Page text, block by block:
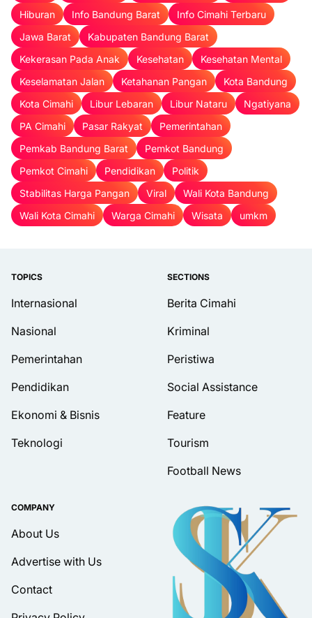
Hiburan
Info Bandung Barat
Info Cimahi Terbaru
Jawa Barat
Kabupaten Bandung Barat
Kekerasan Pada Anak
Kesehatan
Kesehatan Mental
Keselamatan Jalan
Ketahanan Pangan
Kota Bandung
Kota Cimahi
Libur Lebaran Libur Nataru
Ngatiyana
PA Cimahi
Pasar Rakyat
Pemerintahan
Pemkab Bandung Barat
Pemkot Bandung
Pemkot Cimahi
Pendidikan
Politik
Stabilitas Harga Pangan
Viral
Wali Kota Bandung
Wali Kota Cimahi
Warga Cimahi Wisata umkm
TOPICS
Internasional
Nasional
Pemerintahan
Pendidikan
Ekonomi & Bisnis
Teknologi
SECTIONS
Berita Cimahi
Kriminal
Peristiwa
Social Assistance
Feature
Tourism
Football News
COMPANY
About Us
Advertise with Us
Contact